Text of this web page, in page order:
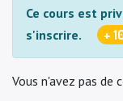
Ce cours est
s'inscrire.
+
Vous n'avez pas de